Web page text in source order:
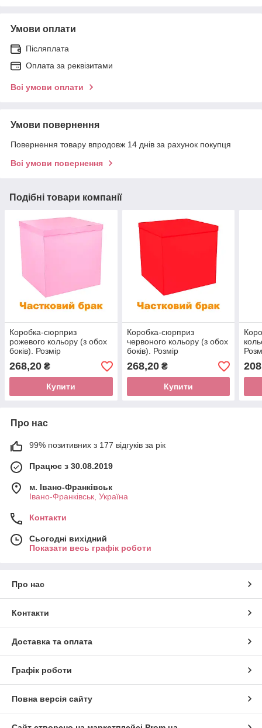
Умови оплати
Післяплата
Оплата за реквізитами
Всі умови оплати
Умови повернення
Повернення товару впродовж 14 днів за рахунок покупця
Всі умови повернення
Подібні товари компанії
Коробка-сюрприз
рожевого кольору (з обох
боків). Розмір
700х700х700мм
(частковий брак)
268,20 ₴
Купити
Коробка-сюрприз
червоного кольору (з обох
боків). Розмір
700х700х700мм
(частковий брак)
268,20₴
Купити
Про нас
99% позитивних з 177 відгуків за рік
Працює з 30.08.2019
м. Івано-Франківськ
Івано-Франківськ, Україна
Контакти
Сьогодні вихідний
Показати весь графік роботи
Про нас
Контакти
Доставка та оплата
Графік роботи
Повна версія сайту